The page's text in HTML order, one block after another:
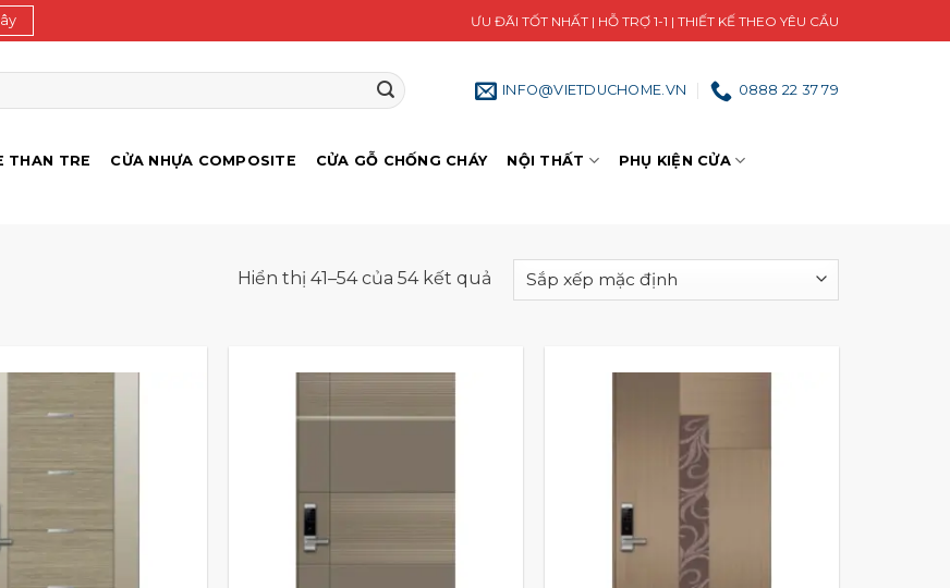
ƯU ĐÃI TỐT NHẤT | HỖ TRỢ 1-1 | THIẾT KẾ THEO YÊU CẦU
INFO@VIETDUCHOME.VN 0888 22 37 79
THAN TRE CỬA NHỰA COMPOSITE CỬA GỖ CHỐNG CHÁY NỘI THẤT PHỤ KIỆN CỬA
Hiển thị 41–54 của 54 kết quả